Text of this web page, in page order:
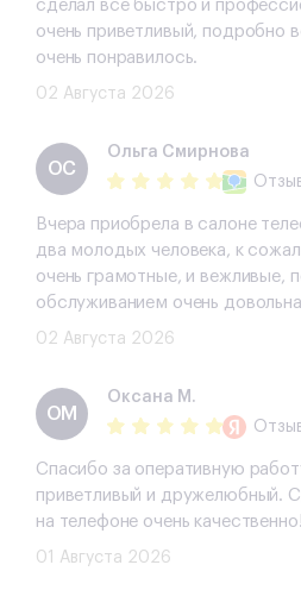
сделал все быстро и
очень приветливый, подробно
очень понравилось.
02 Августа 2026
ОС
Ольга Смирнова
Вчера приобрела в салоне
два молодых человека, к
очень грамотные, и вежливые,
обслуживанием очень
02 Августа 2026
ОМ
Оксана М.
Спасибо за оперативную
приветливый и дружелюбный.
на телефоне очень качественно!
01 Августа 2026